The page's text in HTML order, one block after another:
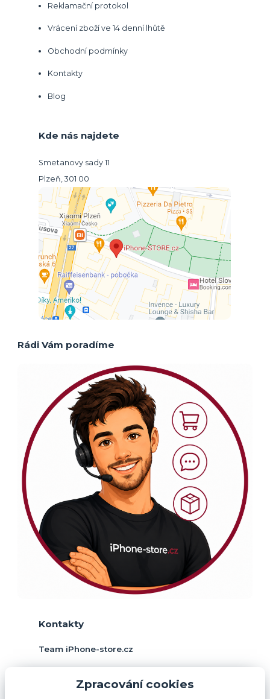
Reklamační protokol
Vrácení zboží ve 14 denní lhůtě
Obchodní podmínky
Kontakty
Blog
Kde nás najdete
Smetanovy sady 11
Plzeň, 301 00
Rádi Vám poradíme
Kontakty
Team iPhone-store.cz
(Po-Pá, 9-17 hod.)Zpracování cookies